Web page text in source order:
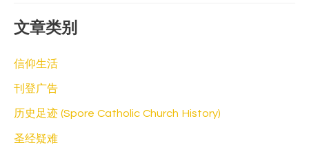
文章类别
信仰生活
刊登广告
历史足迹 (Spore Catholic Church History)
圣经疑难